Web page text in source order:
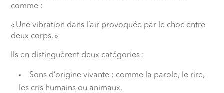
comme :
« Une vibration dans l’air provoquée par le choc entre
deux corps. »
Ils en distinguèrent deux catégories :
Sons d’origine vivante : comme la parole, le rire,
les cris humains ou animaux.